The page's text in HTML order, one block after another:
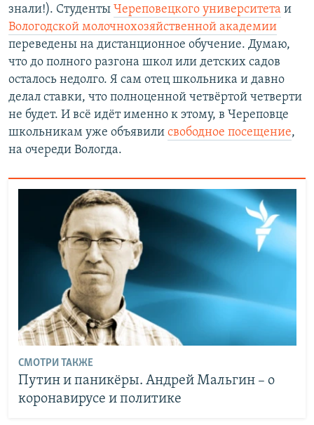
знали!). Студенты Череповецкого университета и
Вологодской молочнохозяйственной академии
переведены на дистанционное обучение. Думаю,
что до полного разгона школ или детских садов
осталось недолго. Я сам отец школьника и давно
делал ставки, что полноценной четвёртой четверти
не будет. И всё идёт именно к этому, в Череповце
школьникам уже объявили свободное посещение,
на очереди Вологда.
СМОТРИ ТАКЖЕ
Путин и паникёры. Андрей Мальгин – о
коронавирусе и политике